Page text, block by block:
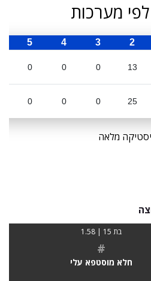
מערכות
2
3
4
5
13
0
0
0
25
0
0
0
מלאה
בת 15 | 1.58
#
חלא מוסטפא עלי